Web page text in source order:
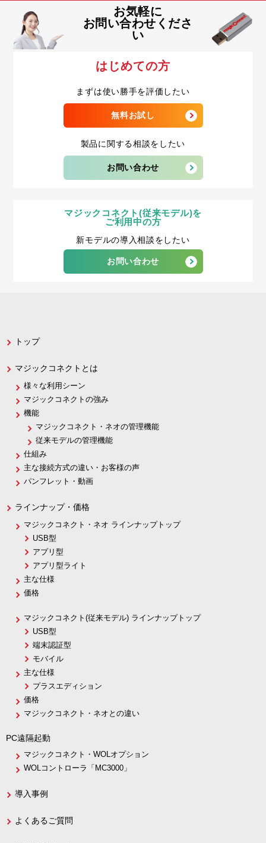
お気軽に
お問い合わせくださ
い
はじめての方
まずは使い勝手を評価したい
無料お試し
製品に関する相談をしたい
お問い合わせ
マジックコネクト(従来モデル)を
ご利用中の方
新モデルの導入相談をしたい
お問い合わせ
トップ
マジックコネクトとは
様々な利用シーン
マジックコネクトの強み
機能
マジックコネクト・ネオの管理機能
従来モデルの管理機能
仕組み
主な接続方式の違い・お客様の声
パンフレット・動画
ラインナップ・価格
マジックコネクト・ネオ ラインナップトップ
USB型
アプリ型
アプリ型ライト
主な仕様
価格
マジックコネクト(従来モデル) ラインナップトップ
USB型
端末認証型
モバイル
主な仕様
プラスエディション
価格
マジックコネクト・ネオとの違い
PC遠隔起動
マジックコネクト・WOLオプション
WOLコントローラ「MC3000」
導入事例
よくあるご質問